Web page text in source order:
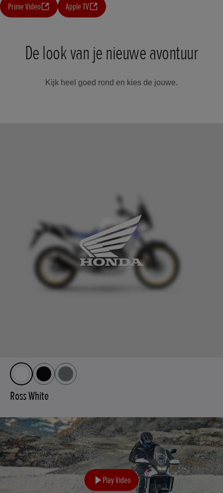
Prime Video Apple TV
De look van je nieuwe avontuur
Kijk heel goed rond en kies de jouwe.
Ross White
Play Video